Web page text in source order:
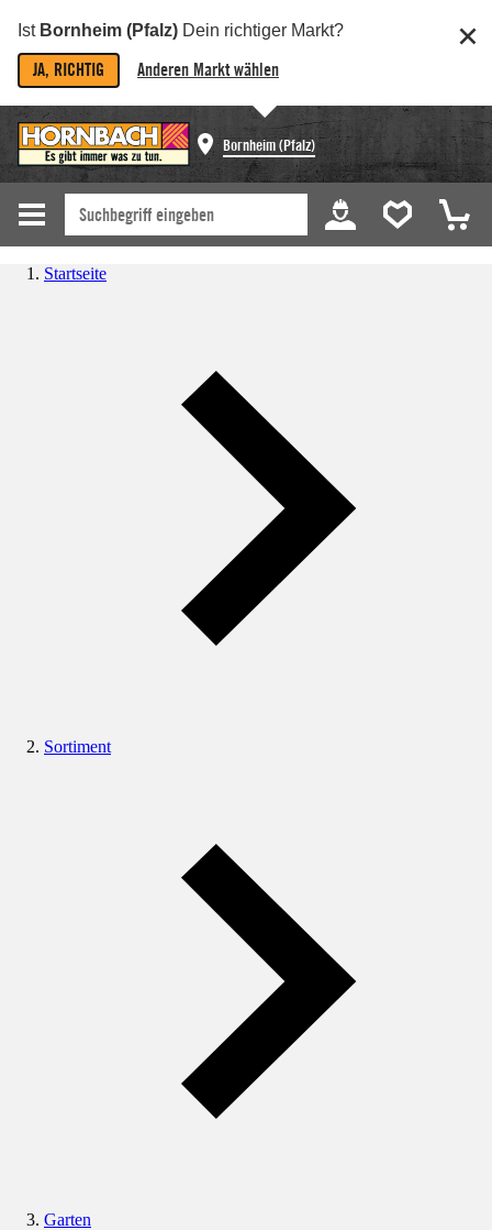
Ist Bornheim (Pfalz) Dein richtiger Markt?
JA, RICHTIG Anderen Markt wählen
Bornheim (Pfalz)
Startseite
Sortiment
Garten